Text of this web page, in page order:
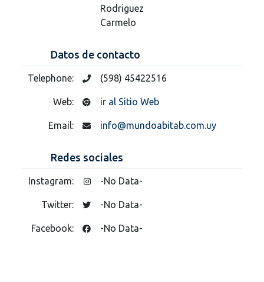
Rodriguez
Carmelo
Datos de contacto
Telephone: (598) 45422516
Web: ir al Sitio Web
Email: info@mundoabitab.com.uy
Redes sociales
Instagram: -No Data-
Twitter: -No Data-
Facebook: -No Data-